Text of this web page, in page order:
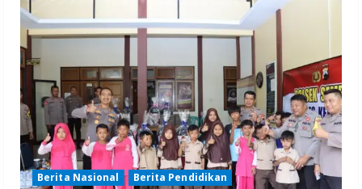
Penanganan Kasus Penganiayaan yang
Mengakibatkan Korban Meninggal di
Tarogong Kidul
Redaksi 01 August 7, 2026
Berita Nasional
Berita Pendidikan